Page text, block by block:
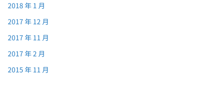
2018 年 1 月
2017 年 12 月
2017 年 11 月
2017 年 2 月
2015 年 11 月